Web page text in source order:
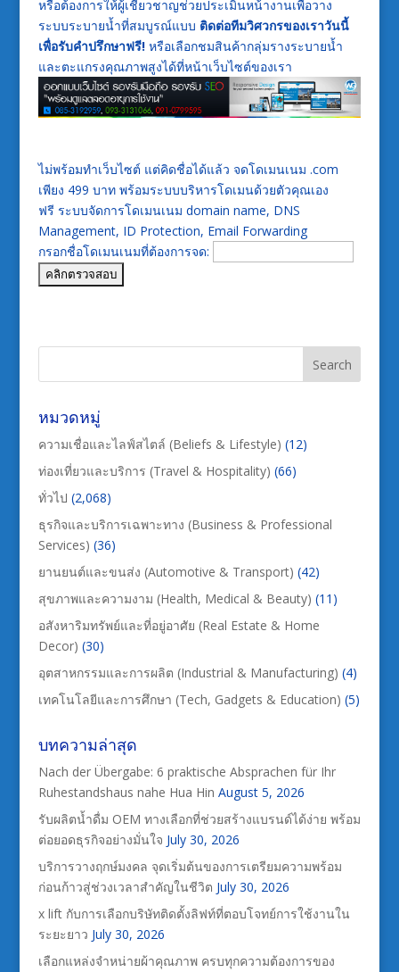
หรือต้องการให้ผู้เชี่ยวชาญช่วยประเมินหน้างานเพื่อวาง
ระบบระบายน้ำที่สมบูรณ์แบบ ติดต่อทีมวิศวกรของเราวันนี้
เพื่อรับคำปรึกษาฟรี!หรือเลือกชมสินค้ากลุ่มรางระบายน้ำ
และตะแกรงคุณภาพสูงได้ที่หน้าเว็บไซต์ของเรา
ไม่พร้อมทำเว็บไซต์ แต่คิดชื่อได้แล้ว จดโดเมนเนม .com
เพียง 499 บาท พร้อมระบบบริหารโดเมนด้วยตัวคุณเอง
ฟรี ระบบจัดการโดเมนเนม domain name, DNS
Management, ID Protection, Email Forwarding
กรอกชื่อโดเมนเนมที่ต้องการจด:
หมวดหมู่
ความเชื่อและไลฟ์สไตล์ (Beliefs & Lifestyle) (12)
ท่องเที่ยวและบริการ (Travel & Hospitality) (66)
ทั่วไป (2,068)
ธุรกิจและบริการเฉพาะทาง (Business & Professional
Services) (36)
ยานยนต์และขนส่ง (Automotive & Transport) (42)
สุขภาพและความงาม (Health, Medical & Beauty) (11)
อสังหาริมทรัพย์และที่อยู่อาศัย (Real Estate & Home
Decor) (30)
อุตสาหกรรมและการผลิต (Industrial & Manufacturing) (4)
เทคโนโลยีและการศึกษา (Tech, Gadgets & Education) (5)
บทความล่าสุด
Nach der Übergabe: 6 praktische Absprachen für Ihr
Ruhestandshaus nahe Hua Hin August 5, 2026
รับผลิตน้ำดื่ม OEM ทางเลือกที่ช่วยสร้างแบรนด์ได้ง่าย พร้อม
ต่อยอดธุรกิจอย่างมั่นใจ July 30, 2026
บริการวางฤกษ์มงคล จุดเริ่มต้นของการเตรียมความพร้อม
ก่อนก้าวสู่ช่วงเวลาสำคัญในชีวิต July 30, 2026
x lift กับการเลือกบริษัทติดตั้งลิฟท์ที่ตอบโจทย์การใช้งานใน
ระยะยาว July 30, 2026
เลือกแหล่งจำหน่ายผ้าคุณภาพ ครบทุกความต้องการของ